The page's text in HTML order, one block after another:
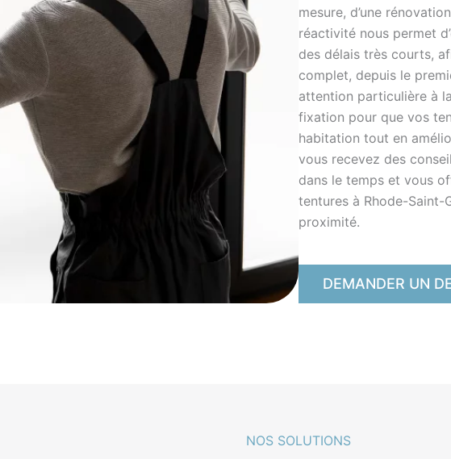
mesure, d’une
réactivité nous permet
des délais très courts,
complet, depuis le
attention particulière à
fixation pour que vos
habitation tout en
vous recevez des
dans le temps et vous
tentures à Rhode-Saint-
proximité.
DEMANDER UN
NOS SOLUTIONS